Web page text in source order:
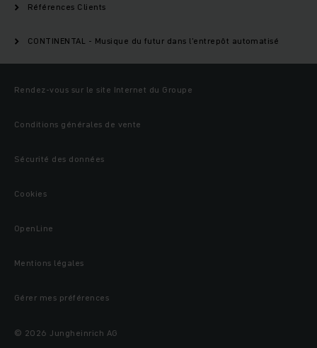
Références Clients
CONTINENTAL - Musique du futur dans l'entrepôt automatisé
Rendez-vous sur le site Internet du Groupe
Conditions générales de vente
Sécurité des données
Cookies
OpenLine
Mentions légales
Gérer mes préférences
© 2026 Jungheinrich AG